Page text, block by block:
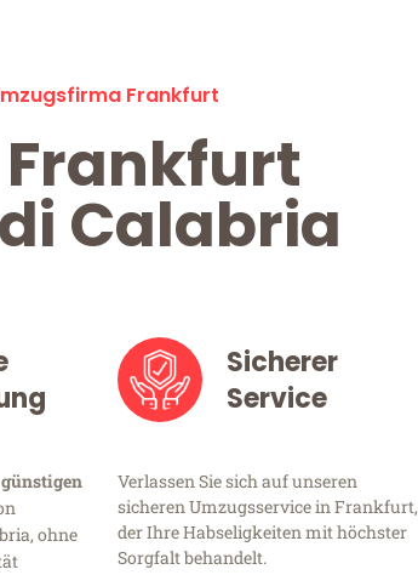
Frankfurt
Calabria
günstigen
ohne
Sicherer
Service
Verlassen Sie sich auf unseren
sicheren Umzugsservice in Frankfurt,
der Ihre Habseligkeiten mit höchster
Sorgfalt behandelt.